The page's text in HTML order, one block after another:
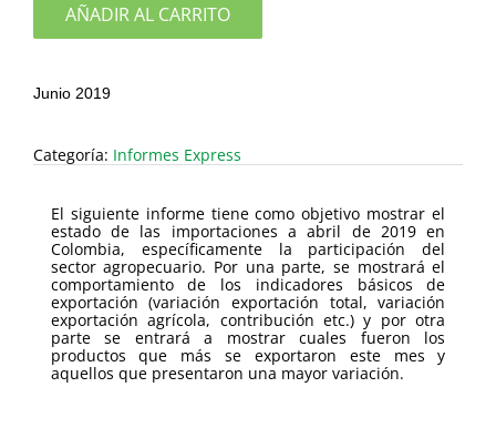
AÑADIR AL CARRITO
Junio 2019
Categoría: Informes Express
El siguiente informe tiene como objetivo mostrar el
estado de las importaciones a abril de 2019 en
Colombia, específicamente la participación del
sector agropecuario. Por una parte, se mostrará el
comportamiento de los indicadores básicos de
exportación (variación exportación total, variación
exportación agrícola, contribución etc.) y por otra
parte se entrará a mostrar cuales fueron los
productos que más se exportaron este mes y
aquellos que presentaron una mayor variación.